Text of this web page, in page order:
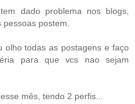
dado problema nos blogs,
postem.
olho todas as postagens e faço
para que vcs nao sejam
mês, tendo 2 perfis...